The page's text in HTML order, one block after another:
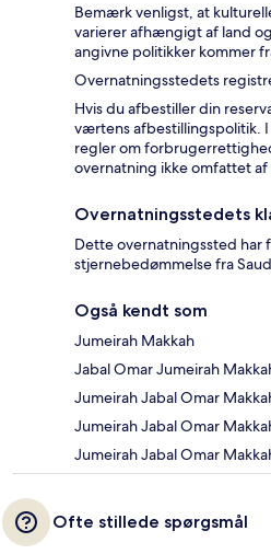
Bemærk venligst, at
varierer afhængigt af land
angivne politikker kommer
Overnatningsstedets
Hvis du afbestiller din
værtens afbestillingspolitik. I
regler om
overnatning ikke omfattet
Overnatningsstedets
Dette overnatningssted har
stjernebedømmelse fra
Også kendt som
Jumeirah Makkah
Jabal Omar Jumeirah
Jumeirah Jabal Omar
Jumeirah Jabal Omar
Jumeirah Jabal Omar
Ofte stillede spørgsmål